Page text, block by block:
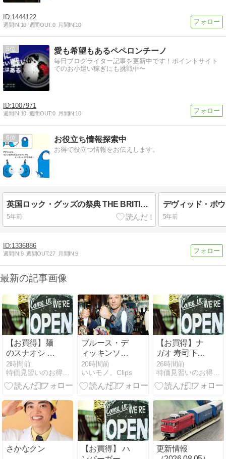
1444122
週間IN:10 週間OUT:0 月間IN:10
5 愛も希望もあるペペロンチーノ
毎日ブログライター記事を更新中です！ポイントサイト
でのお小遣い稼ぎにも挑戦中〜
1007971
週間IN:10 週間OUT:0 月間IN:10
6 お役立ち情報探索中
お得で役立つ情報をお伝えします。
英国ロック・グッズの祭典 THE BRITISH ROCK with JAMES BOND 大阪クリスマス・スペシャル開催決定！
5年前 5年前
1336886
週間IN:9 週間OUT:27 月間IN:9
最新の記事画像
【お買得】麺
のスナオシ 喜
多方醤油ラー
メン 106g ×12
個 1,382円
2時間前
特価見習いのお得情報マルシェ
ブルース・デ
ィッキンソン
(アイアン・メ
イデン)
20時間前
いいモノ。Clips
【お買得】ナ
ガオ 寿司下駄
とびだせ おす
し ダブルエン
ボス加工 CH-
1,066円
【Amazonタ
イムセール】
26時間前
特価見習いのお得情報マルシェ
さかなクン
【お買得】 ハ
更新情報